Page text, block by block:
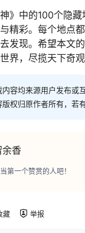
》中的100个隐
精彩。每个地点
发现。希望本文
界，尽揽天下奇观
内容均来源用户发布或
权归原作者所有，若
余香
第一个赞赏的人吧！
藏 举报